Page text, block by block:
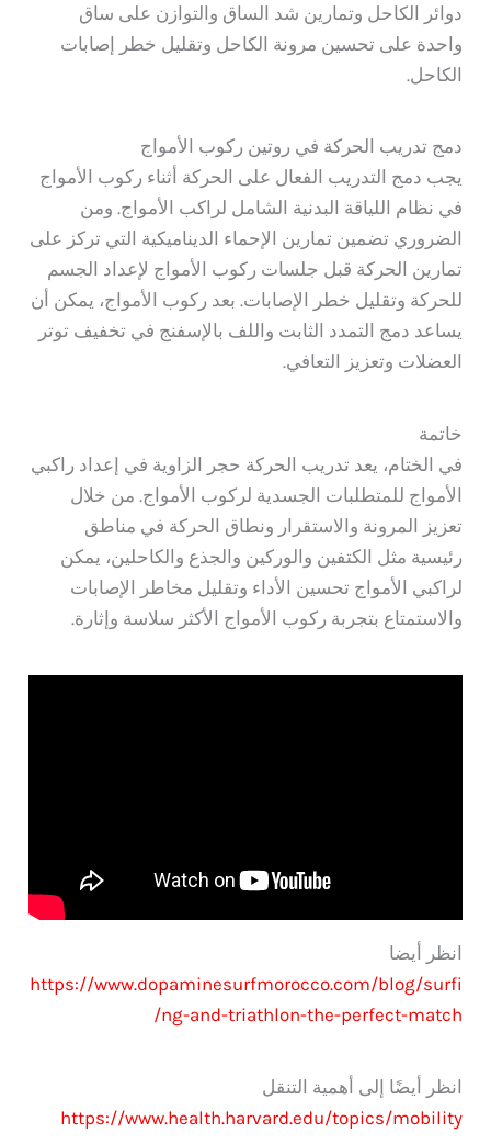
دوائر الكاحل وتمارين شد الساق والتوازن على ساق
واحدة على تحسين مرونة الكاحل وتقليل خطر إصابات
الكاحل.
دمج تدريب الحركة في روتين ركوب الأمواج
يجب دمج التدريب الفعال على الحركة أثناء ركوب الأمواج
في نظام اللياقة البدنية الشامل لراكب الأمواج. ومن
الضروري تضمين تمارين الإحماء الديناميكية التي تركز على
تمارين الحركة قبل جلسات ركوب الأمواج لإعداد الجسم
للحركة وتقليل خطر الإصابات. بعد ركوب الأمواج، يمكن أن
يساعد دمج التمدد الثابت واللف بالإسفنج في تخفيف توتر
العضلات وتعزيز التعافي.
خاتمة
في الختام، يعد تدريب الحركة حجر الزاوية في إعداد راكبي
الأمواج للمتطلبات الجسدية لركوب الأمواج. من خلال
تعزيز المرونة والاستقرار ونطاق الحركة في مناطق
رئيسية مثل الكتفين والوركين والجذع والكاحلين، يمكن
لراكبي الأمواج تحسين الأداء وتقليل مخاطر الإصابات
والاستمتاع بتجربة ركوب الأمواج الأكثر سلاسة وإثارة.
انظر أيضا
https://www.dopaminesurfmorocco.com/blog/surfi
ng-and-triathlon-the-perfect-match/
انظر أيضًا إلى أهمية التنقل
https://www.health.harvard.edu/topics/mobility